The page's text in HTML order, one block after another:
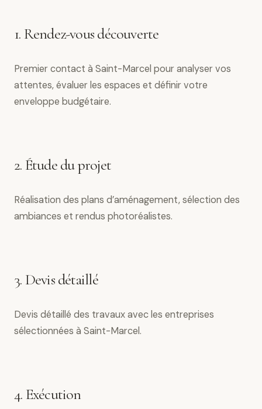
1. Rendez-vous découverte
Premier contact à Saint-Marcel pour analyser vos
attentes, évaluer les espaces et définir votre
enveloppe budgétaire.
2. Étude du projet
Réalisation des plans d’aménagement, sélection des
ambiances et rendus photoréalistes.
3. Devis détaillé
Devis détaillé des travaux avec les entreprises
sélectionnées à Saint-Marcel.
4. Exécution